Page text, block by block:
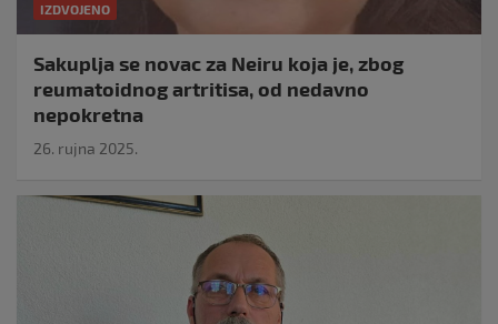
IZDVOJENO
Sakuplja se novac za Neiru koja je, zbog
reumatoidnog artritisa, od nedavno
nepokretna
26. rujna 2025.